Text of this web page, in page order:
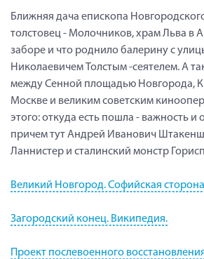
Ближняя дача епископа
толстовец - Молочников, храм Льва в
заборе и что роднило балерину с
Николаевичем Толстым -сеятелем. А
между Сенной площадью Новгорода,
Москве и великим советским
этого: откуда есть пошла - важность и
причем тут Андрей Иванович
Ланнистер и сталинский монстр
Великий Новгород. Софийская
Загородский конец. Википедия.
Проект послевоенного